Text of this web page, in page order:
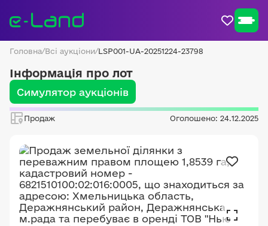
Головна/Всі аукціони/LSP001-UA-20251224-23798
Інформація про лот
Симулятор аукціонів
Продаж Оголошено: 24.12.2025